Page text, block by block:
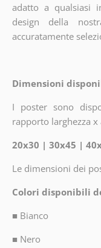
adatto a qualsiasi
design della
accuratamente
Dimensioni
I poster sono
rapporto larghezza
20x30 | 30x45 |
Le dimensioni dei
Colori disponibili
■ Bianco
■ Nero